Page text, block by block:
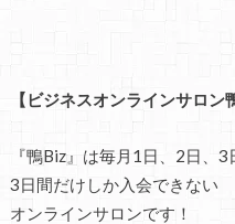
【ビジネスオンラインサロン
『鴨Biz』は毎月1日、2日、3
3日間だけしか入会できない
オンラインサロンです！